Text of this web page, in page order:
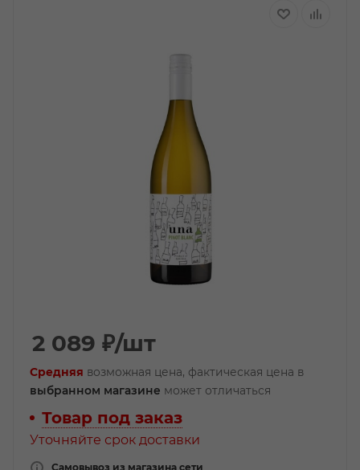
2 089 ₽/шт
Средняя возможная цена, фактическая цена в
выбранном магазине может отличаться
Товар под заказ
Уточняйте срок доставки
Самовывоз из магазина сети